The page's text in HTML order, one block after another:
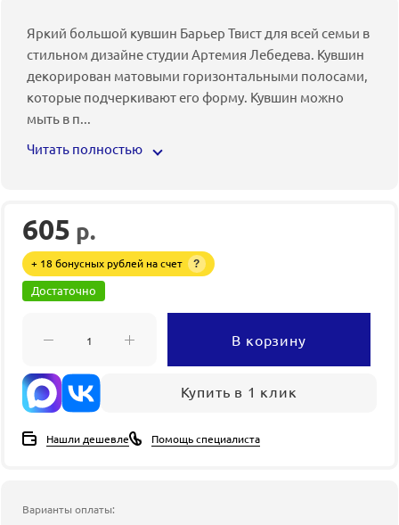
Яркий большой кувшин Барьер Твист для всей семьи в
стильном дизайне студии Артемия Лебедева. Кувшин
декорирован матовыми горизонтальными полосами,
которые подчеркивают его форму. Кувшин можно
мыть в п...
Читать полностью
605 р.
+ 18 бонусных рублей на счет ?
Достаточно
В корзину
Купить в 1 клик
Нашли дешевле Помощь специалиста
Варианты оплаты: